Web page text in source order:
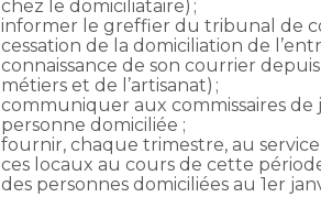
chez le domiciliataire) ;
informer le greffier du tribunal de
cessation de la domiciliation de
connaissance de son courrier
métiers et de l’artisanat) ;
communiquer aux commissaires
personne domiciliée ;
fournir, chaque trimestre, au
ces locaux au cours de cette
des personnes domiciliées au 1er